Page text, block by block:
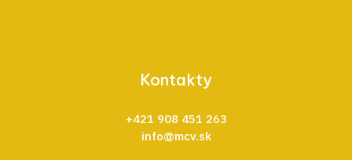
Kontakty
+421 908 451 263
info@mcv.sk